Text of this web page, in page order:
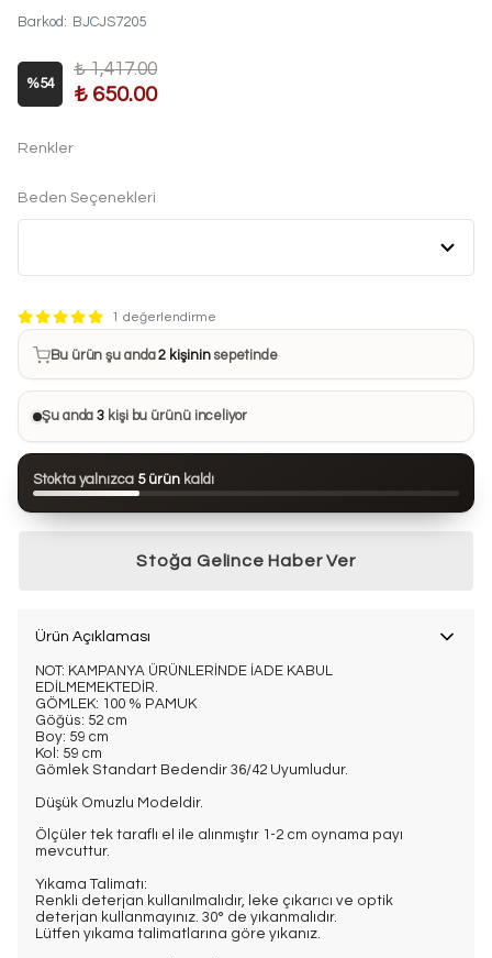
Barkod : BJCJS7205
%54
₺ 1,417.00
₺ 650.00
Renkler
Beden Seçenekleri
1 değerlendirme
Bu ürün şu anda2 kişininsepetinde
Bu ürünü 18 kişi favorilerine ekledi
Bu ürün son 24 saatte119 kezgörüntülendi
Şu anda3 kişi bu ürünü inceliyor
Stokta yalnızca 5 ürün kaldı
Stoğa Gelince Haber Ver
Ürün Açıklaması
NOT: KAMPANYA ÜRÜNLERİNDE İADE KABUL
EDİLMEMEKTEDİR.
GÖMLEK: 100 % PAMUK
Göğüs: 52 cm
Boy: 59 cm
Kol: 59 cm
Gömlek Standart Bedendir 36/42 Uyumludur.
Düşük Omuzlu Modeldir.
Ölçüler tek taraflı el ile alınmıştır 1-2 cm oynama payı
mevcuttur.
Yıkama Talimatı:
Renkli deterjan kullanılmalıdır, leke çıkarıcı ve optik
deterjan kullanmayınız. 30° de yıkanmalıdır.
Lütfen yıkama talimatlarına göre yıkanız.